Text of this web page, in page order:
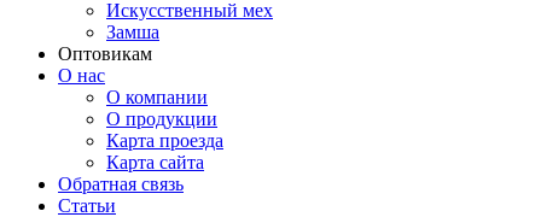
Искусственный мех
Замша
Оптовикам
О нас
О компании
О продукции
Карта проезда
Карта сайта
Обратная связь
Статьи